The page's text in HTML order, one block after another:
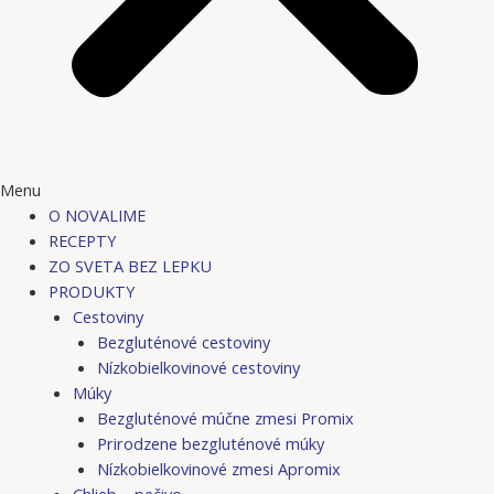
Menu
O NOVALIME
RECEPTY
ZO SVETA BEZ LEPKU
PRODUKTY
Cestoviny
Bezgluténové cestoviny
Nízkobielkovinové cestoviny
Múky
Bezgluténové múčne zmesi Promix
Prirodzene bezgluténové múky
Nízkobielkovinové zmesi Apromix